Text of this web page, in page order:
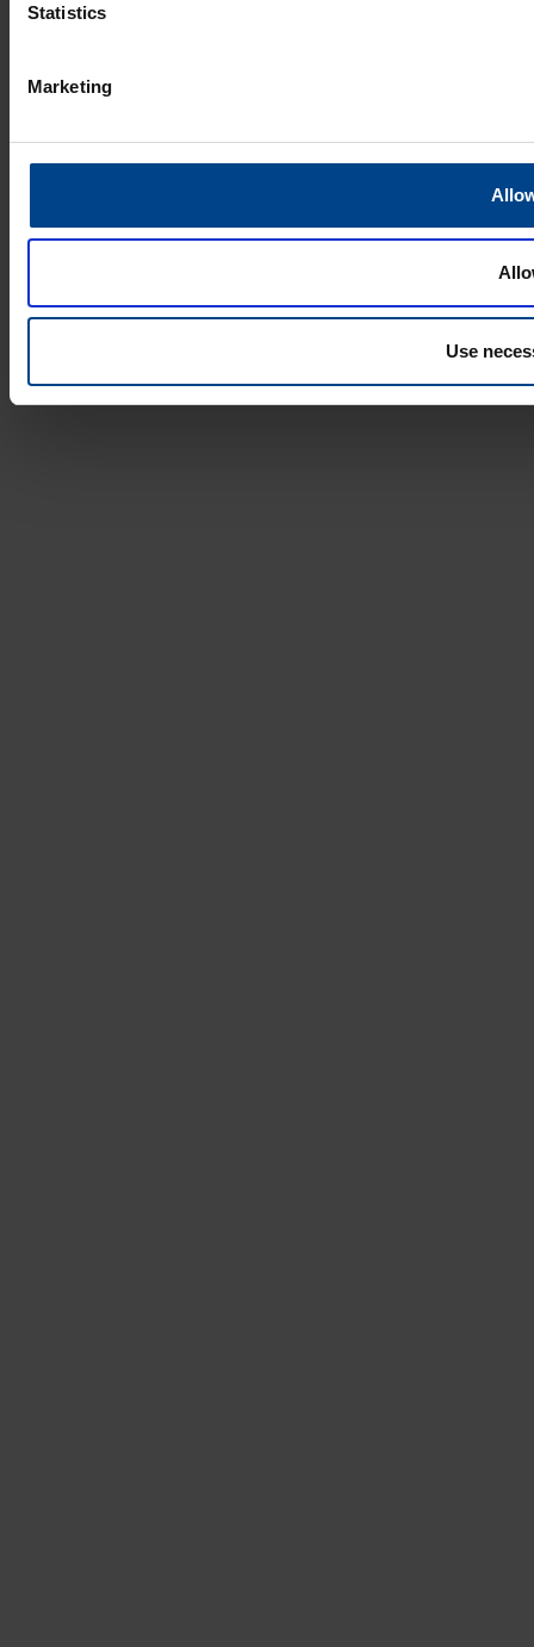
Statistics
Marketing
Use